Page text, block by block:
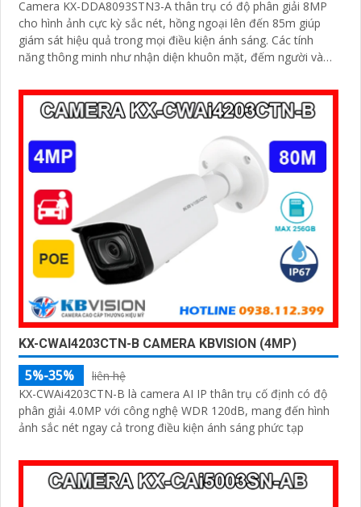
Camera KX-DDA8093STN3-A thân trụ có độ phân giải 8MP
cho hình ảnh cực kỳ sắc nét, hồng ngoại lên đến 85m giúp
giám sát hiệu quả trong mọi điều kiện ánh sáng. Các tính
năng thông minh như nhận diện khuôn mặt, đếm người và
mang lại sự tiện lợi tối đa được bảo vệ với chuẩn IP67, IK10
và hỗ trợ PoE, camera đảm bảo hoạt động ổn định
KX-CWAI4203CTN-B CAMERA KBVISION (4MP)
5%-35%
liên hệ
KX-CWAi4203CTN-B là camera AI IP thân trụ cố định có độ
phân giải 4.0MP với công nghệ WDR 120dB, mang đến hình
ảnh sắc nét ngay cả trong điều kiện ánh sáng phức tạp